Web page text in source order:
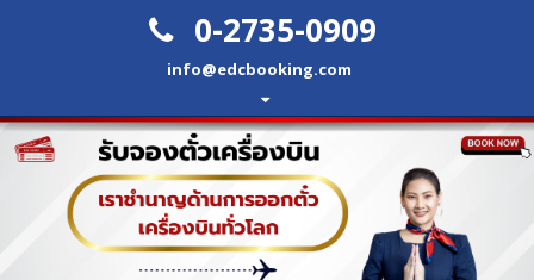
0-2735-0909
info@edcbooking.com